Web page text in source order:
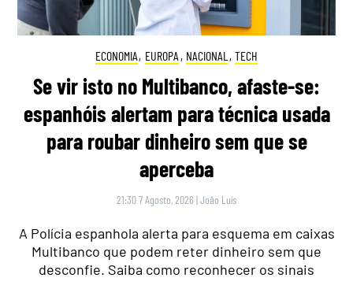
ECONOMIA, EUROPA , NACIONAL , TECH
Se vir isto no Multibanco, afaste-se:
espanhóis alertam para técnica usada
para roubar dinheiro sem que se
aperceba
21:30 7 Agosto, 2026 |João Luís
A Polícia espanhola alerta para esquema em caixas
Multibanco que podem reter dinheiro sem que
desconfie. Saiba como reconhecer os sinais